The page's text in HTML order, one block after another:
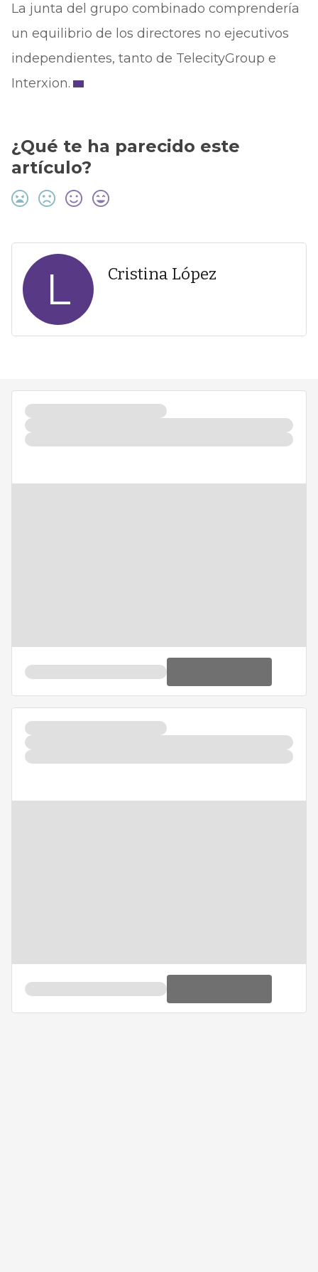
La junta del grupo combinado comprendería
un equilibrio de los directores no ejecutivos
independientes, tanto de TelecityGroup e
Interxion.
¿Qué te ha parecido este
artículo?
L Cristina López